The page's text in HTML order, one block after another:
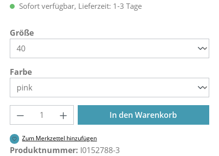
Sofort verfügbar, Lieferzeit: 1-3 Tage
Größeauswählen
Farbeauswählen
Produkt Anzahl: Gib den gewünschten
In den Warenkorb
Zum Merkzettel hinzufügen
Produktnummer: I0152788-3